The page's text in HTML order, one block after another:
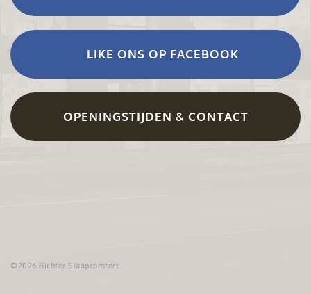
LIKE ONS OP FACEBOOK
OPENINGSTIJDEN & CONTACT
©2026 Richter Slaapcomfort